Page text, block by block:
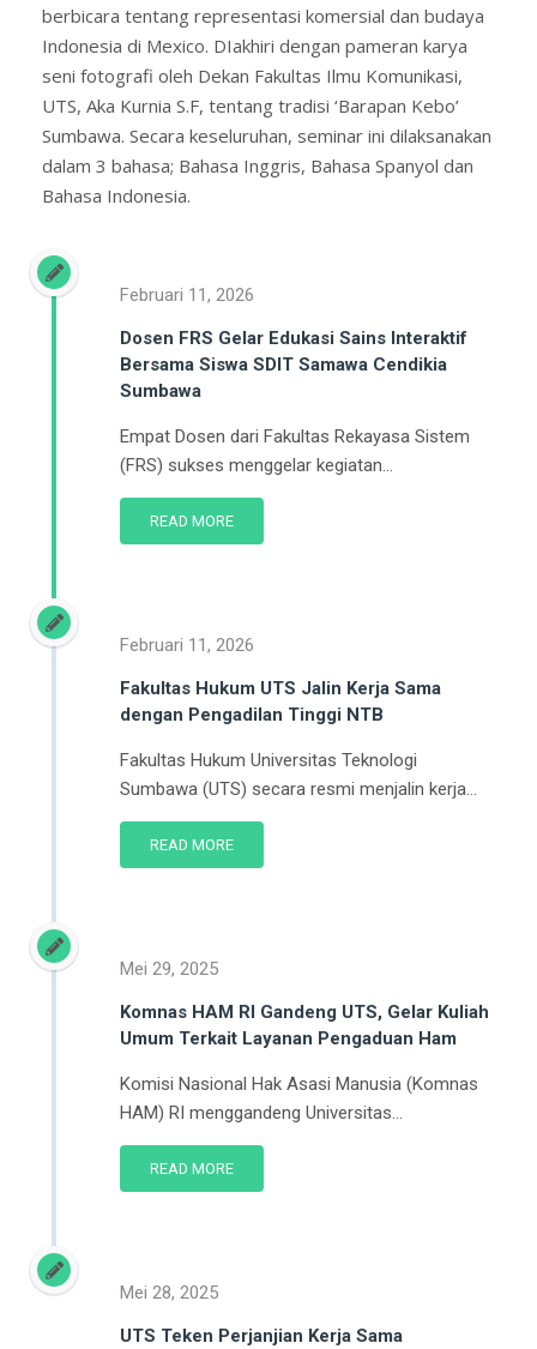
berbicara tentang representasi komersial dan budaya
Indonesia di Mexico. DIakhiri dengan pameran karya
seni fotografi oleh Dekan Fakultas Ilmu Komunikasi,
UTS, Aka Kurnia S.F, tentang tradisi ‘Barapan Kebo’
Sumbawa. Secara keseluruhan, seminar ini dilaksanakan
dalam 3 bahasa; Bahasa Inggris, Bahasa Spanyol dan
Bahasa Indonesia.
Dosen FRS Gelar Edukasi Sains Interaktif
Bersama Siswa SDIT Samawa Cendikia
Sumbawa
Empat Dosen dari Fakultas Rekayasa Sistem
(FRS) sukses menggelar kegiatan...
READ MORE
Februari 11, 2026
Fakultas Hukum UTS Jalin Kerja Sama
dengan Pengadilan Tinggi NTB
Fakultas Hukum Universitas Teknologi
Sumbawa (UTS) secara resmi menjalin kerja...
READ MORE
Februari 11, 2026
Komnas HAM RI Gandeng UTS, Gelar Kuliah
Umum Terkait Layanan Pengaduan Ham
Komisi Nasional Hak Asasi Manusia (Komnas
HAM) RI menggandeng Universitas...
READ MORE
Mei 29, 2025
UTS Teken Perjanjian Kerja Sama
Mei 28, 2025